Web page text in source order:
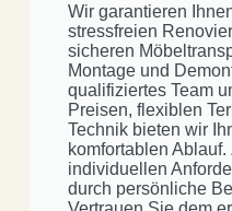
Wir garantieren
stressfreien
sicheren
Montage und
qualifiziertes Team
Preisen, flexiblen
Technik bieten wir
komfortablen
individuellen
durch persönliche